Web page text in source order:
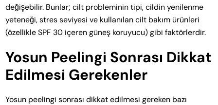
değişebilir. Bunlar; cilt probleminin tipi, cildin yenilenme
yeteneği, stres seviyesi ve kullanılan cilt bakım ürünleri
(özellikle SPF 30 içeren güneş koruyucu) gibi faktörlerdir.
Yosun Peelingi Sonrası Dikkat
Edilmesi Gerekenler
Yosun peelingi sonrası dikkat edilmesi gereken bazı